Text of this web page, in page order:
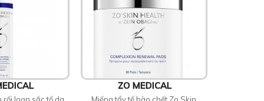
ZO MEDICAL